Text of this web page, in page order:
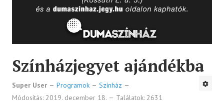
Színházjegyet ajándékba
Super User Programok
Színház
Módosítás: 2019. december 18.
Találatok: 2631